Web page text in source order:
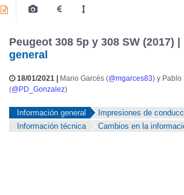
Peugeot 308 5p y 308 SW (2017) |
general
18/01/2021 | Mario Garcés (@mgarces83) y Pablo
(@PD_Gonzalez)
Información general
Impresiones de
Información técnica
Cambios en la